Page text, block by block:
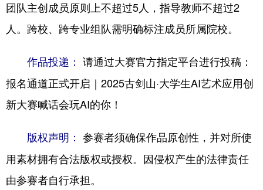
团队主创成员原则上不超过5人，指导教师不超过2
人。跨校、跨专业组队需明确标注成员所属院校。
作品投递： 请通过大赛官方指定平台进行投稿：
报名通道正式开启｜2025古剑山·大学生AI艺术应用创
新大赛喊话会玩AI的你！
版权声明： 参赛者须确保作品原创性，并对所使
用素材拥有合法版权或授权。因侵权产生的法律责任
由参赛者自行承担。